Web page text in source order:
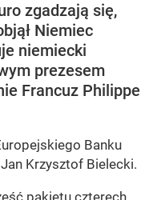
zgadzają się,
Niemiec
niemiecki
prezesem
Francuz Philippe
Banku
Krzysztof Bielecki.